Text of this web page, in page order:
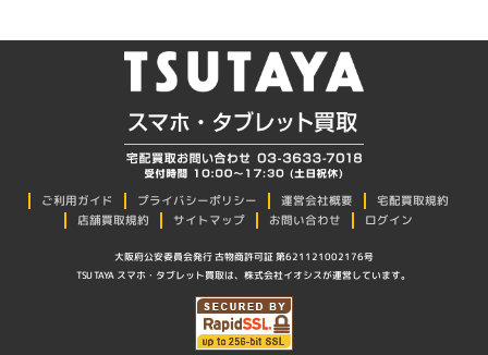
ご利用ガイド プライバシーポリシー 運営会社概要
宅配買取規約
店舗買取規約
サイトマップ お問い合わせ ログイン
大阪府公安委員会発行 古物商許可証 第621121002176号
TSUTAYA スマホ・タブレット買取は、株式会社イオシスが運営しています。